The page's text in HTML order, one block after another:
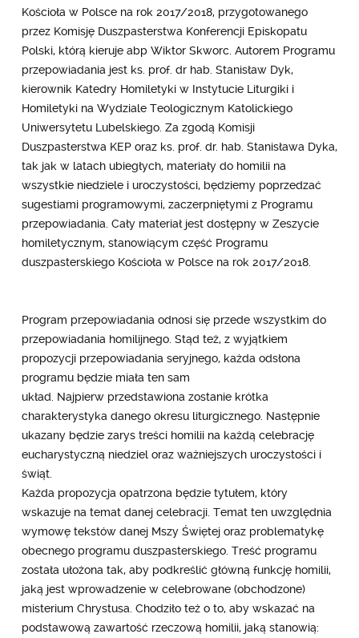
Kościoła w Polsce na rok 2017/2018, przygotowanego
przez Komisję Duszpasterstwa Konferencji Episkopatu
Polski, którą kieruje abp Wiktor Skworc. Autorem Programu
przepowiadania jest ks. prof. dr hab. Stanisław Dyk,
kierownik Katedry Homiletyki w Instytucie Liturgiki i
Homiletyki na Wydziale Teologicznym Katolickiego
Uniwersytetu Lubelskiego. Za zgodą Komisji
Duszpasterstwa KEP oraz ks. prof. dr. hab. Stanisława Dyka,
tak jak w latach ubiegłych, materiały do homilii na
wszystkie niedziele i uroczystości, będziemy poprzedzać
sugestiami programowymi, zaczerpniętymi z Programu
przepowiadania. Cały materiał jest dostępny w Zeszycie
homiletycznym, stanowiącym część Programu
duszpasterskiego Kościoła w Polsce na rok 2017/2018.
Program przepowiadania odnosi się przede wszystkim do
przepowiadania homilijnego. Stąd też, z wyjątkiem
propozycji przepowiadania seryjnego, każda odsłona
programu będzie miała ten sam
układ. Najpierw przedstawiona zostanie krótka
charakterystyka danego okresu liturgicznego. Następnie
ukazany będzie zarys treści homilii na każdą celebrację
eucharystyczną niedziel oraz ważniejszych uroczystości i
świąt.
Każda propozycja opatrzona będzie tytułem, który
wskazuje na temat danej celebracji. Temat ten uwzględnia
wymowę tekstów danej Mszy Świętej oraz problematykę
obecnego programu duszpasterskiego. Treść programu
została ułożona tak, aby podkreślić główną funkcję homilii,
jaką jest wprowadzenie w celebrowane (obchodzone)
misterium Chrystusa. Chodziło też o to, aby wskazać na
podstawową zawartość rzeczową homilii, jaką stanowią: